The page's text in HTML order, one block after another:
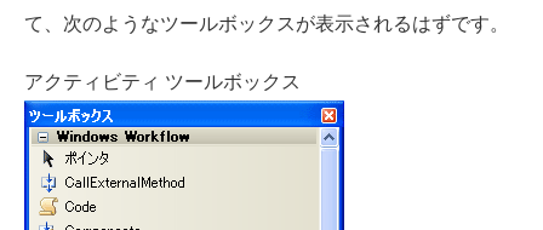
て、次のようなツールボックスが表示されるはずです。
アクティビティ ツールボックス